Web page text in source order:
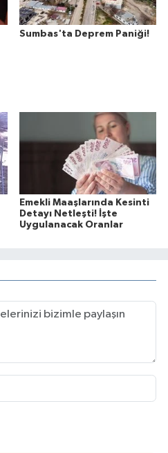
Sumbas'ta Deprem Paniği!
Emekli Maaşlarında Kesinti
Detayı Netleşti! İşte
Uygulanacak Oranlar